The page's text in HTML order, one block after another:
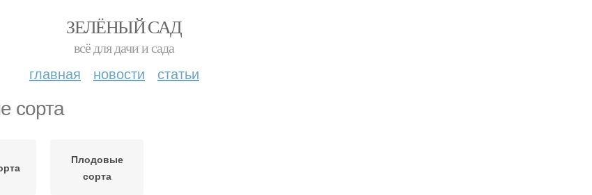
ЗЕЛЁНЫЙ САД
всё для дачи и сада
главная новости статьи
сорта
Плодовые
сорта